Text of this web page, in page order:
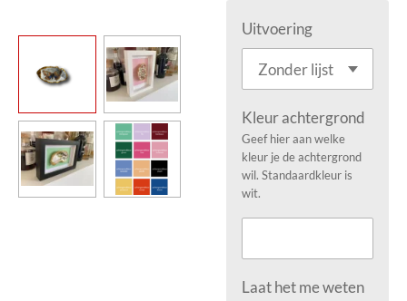
Uitvoering
Kleur achtergrond
Geef hier aan welke
kleur je de achtergrond
wil. Standaardkleur is
wit.
Laat het me weten